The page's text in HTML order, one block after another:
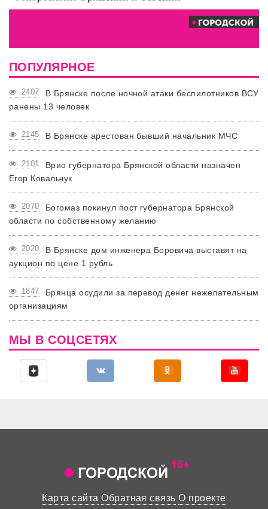
ПОПУЛЯРНОЕ
2407
В Брянске после ночной атаки беспилотников ВСУ
ранены 13 человек
2145 В Брянске арестован бывший начальник МЧС
2101
Врио губернатора Брянской области назначен
Егор Ковальчук
2070
Богомаз покинул пост губернатора Брянской
области по собственному желанию
2020
В Брянске дом инженера Боровича выставят на
аукцион по цене 1 рубль
1847
Брянца осудили за перевод денег нежелательным
организациям
МЫ В СОЦСЕТЯХ
Карта сайта Обратная связь О проекте